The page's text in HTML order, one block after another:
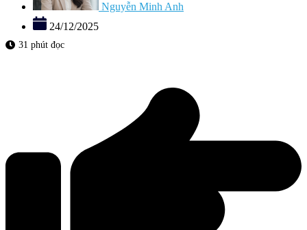
Nguyễn Minh Anh
24/12/2025
31 phút đọc